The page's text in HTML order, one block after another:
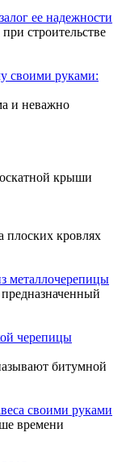
ее надежности
строительстве
своими руками:
и неважно
крыши
плоских кровлях
металлочерепицы
черепицы
битумной
своими руками
времени